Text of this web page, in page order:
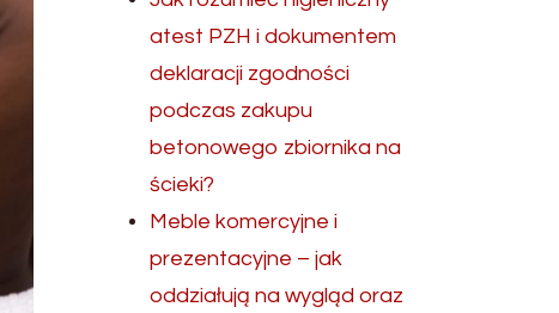
atest PZH i dokumentem
deklaracji zgodności
podczas zakupu
betonowego zbiornika na
ścieki?
Meble komercyjne i
prezentacyjne – jak
oddziałują na wygląd oraz